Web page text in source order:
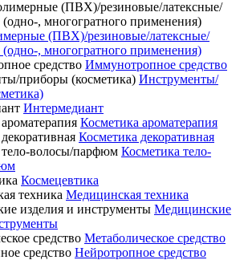
(ПВХ)/резиновые/латексные/
, многогратного применения)
Иммунотропное средство
Инструменты/
Интермедиант
Косметика ароматерапия
Косметика декоративная
Косметика тело-
Космецевтика
Медицинская техника
Медицинские
Метаболическое средство
Нейротропное средство